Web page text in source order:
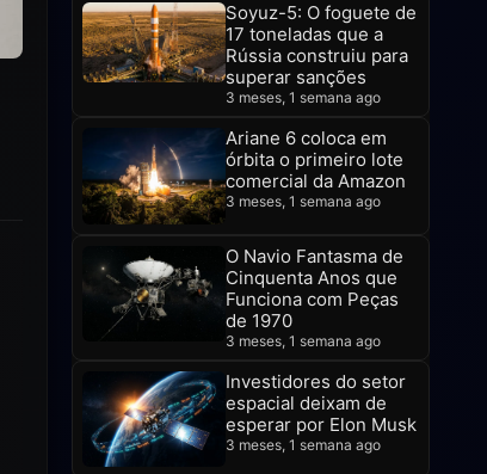
Soyuz-5: O foguete de
17 toneladas que a
Rússia construiu para
superar sanções
3 meses, 1 semana ago
Ariane 6 coloca em
órbita o primeiro lote
comercial da Amazon
3 meses, 1 semana ago
O Navio Fantasma de
Cinquenta Anos que
Funciona com Peças
de 1970
3 meses, 1 semana ago
Investidores do setor
espacial deixam de
esperar por Elon Musk
3 meses, 1 semana ago